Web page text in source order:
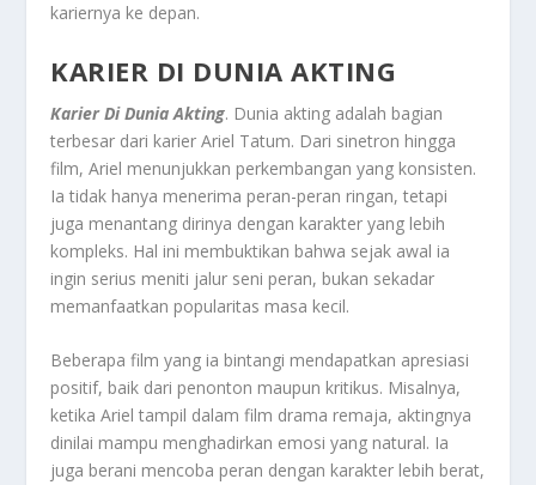
kariernya ke depan.
KARIER DI DUNIA AKTING
Karier Di Dunia Akting. Dunia akting adalah bagian
terbesar dari karier Ariel Tatum. Dari sinetron hingga
film, Ariel menunjukkan perkembangan yang konsisten.
Ia tidak hanya menerima peran-peran ringan, tetapi
juga menantang dirinya dengan karakter yang lebih
kompleks. Hal ini membuktikan bahwa sejak awal ia
ingin serius meniti jalur seni peran, bukan sekadar
memanfaatkan popularitas masa kecil.
Beberapa film yang ia bintangi mendapatkan apresiasi
positif, baik dari penonton maupun kritikus. Misalnya,
ketika Ariel tampil dalam film drama remaja, aktingnya
dinilai mampu menghadirkan emosi yang natural. Ia
juga berani mencoba peran dengan karakter lebih berat,